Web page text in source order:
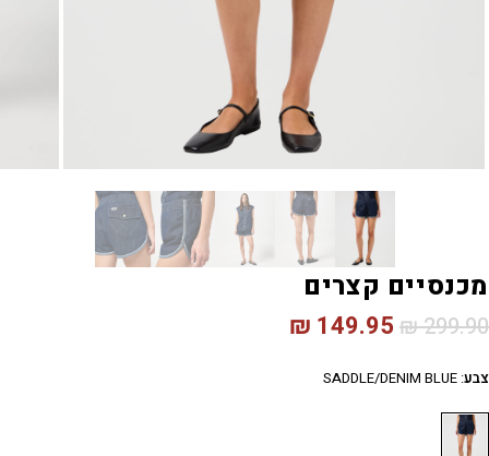
מכנסיים קצרים
₪299.90
₪ 149.95
צבע:
SADDLE/DENIM BLUE